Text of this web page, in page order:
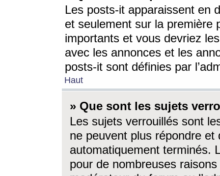
Les posts-it apparaissent en
et seulement sur la première
importants et vous devriez
avec les annonces et les
posts-it sont définies par
Haut
» Que sont les sujets
Les sujets verrouillés sont
ne peuvent plus répondre
automatiquement terminés.
pour de nombreuses